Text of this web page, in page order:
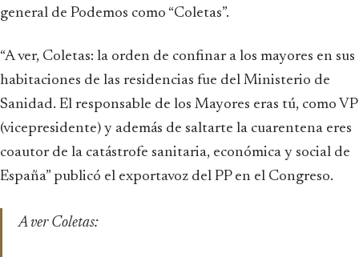
general de Podemos como “Coletas”.
“A ver, Coletas: la orden de confinar a los mayores en sus
habitaciones de las residencias fue del Ministerio de
Sanidad. El responsable de los Mayores eras tú, como VP
(vicepresidente) y además de saltarte la cuarentena eres
coautor de la catástrofe sanitaria, económica y social de
España” publicó el exportavoz del PP en el Congreso.
A ver Coletas: